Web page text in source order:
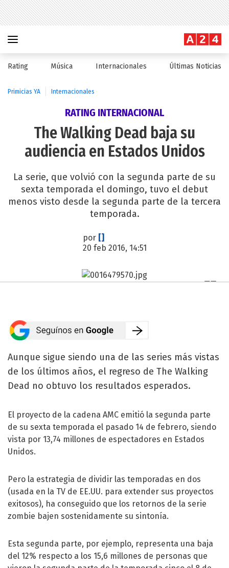
Rating Música Internacionales Últimas Noticias
Primicias YA Internacionales
RATING INTERNACIONAL
The Walking Dead baja su
audiencia en Estados Unidos
La serie, que volvió con la segunda parte de su
sexta temporada el domingo, tuvo el debut
menos visto desde la segunda parte de la tercera
temporada.
por []
20 feb 2016, 14:51
Aunque sigue siendo una de las series más vistas
de los últimos años, el regreso de The Walking
Dead no obtuvo los resultados esperados.
El proyecto de la cadena AMC emitió la segunda parte
de su sexta temporada el pasado 14 de febrero, siendo
vista por 13,74 millones de espectadores en Estados
Unidos.
Pero la estrategia de dividir las temporadas en dos
(usada en la TV de EE.UU. para extender sus proyectos
exitosos), ha conseguido que los retornos de la serie
zombie bajen sostenidamente su sintonía.
Esta segunda parte, por ejemplo, representa una baja
del 12% respecto a los 15,6 millones de personas que